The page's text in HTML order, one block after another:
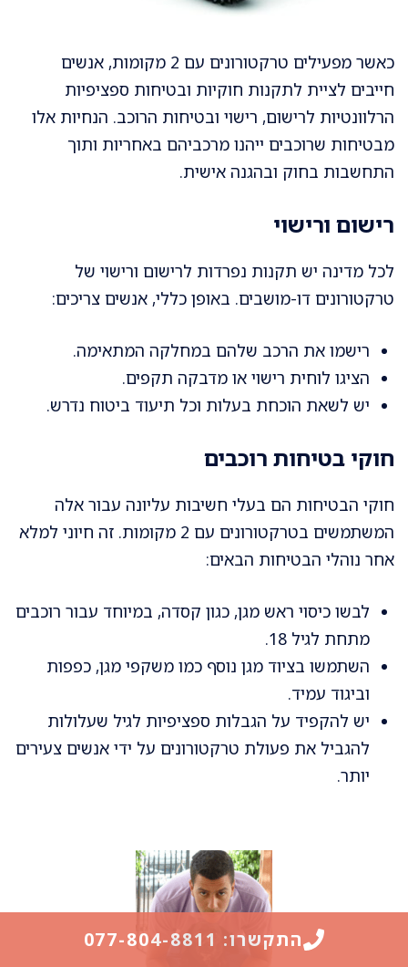
כאשר מפעילים טרקטורונים עם 2 מקומות, אנשים
חייבים לציית לתקנות חוקיות ובטיחות ספציפיות
הרלוונטיות לרישום, רישוי ובטיחות הרוכב. הנחיות אלו
מבטיחות שרוכבים ייהנו מרכביהם באחריות ותוך
התחשבות בחוק ובהגנה אישית.
רישום ורישוי
לכל מדינה יש תקנות נפרדות לרישום ורישוי של
טרקטורונים דו-מושבים. באופן כללי, אנשים צריכים:
רישמו את הרכב שלהם במחלקה המתאימה.
הציגו לוחית רישוי או מדבקה תקפים.
יש לשאת הוכחת בעלות וכל תיעוד ביטוח נדרש.
חוקי בטיחות רוכבים
חוקי הבטיחות הם בעלי חשיבות עליונה עבור אלה
המשתמשים בטרקטורונים עם 2 מקומות. זה חיוני למלא
אחר נוהלי הבטיחות הבאים:
לבשו כיסוי ראש מגן, כגון קסדה, במיוחד עבור רוכבים
מתחת לגיל 18.
השתמשו בציוד מגן נוסף כמו משקפי מגן, כפפות
וביגוד עמיד.
יש להקפיד על הגבלות ספציפיות לגיל שעלולות
להגביל את פעולת טרקטורונים על ידי אנשים צעירים
יותר.
התקשרו: 077-804-8811